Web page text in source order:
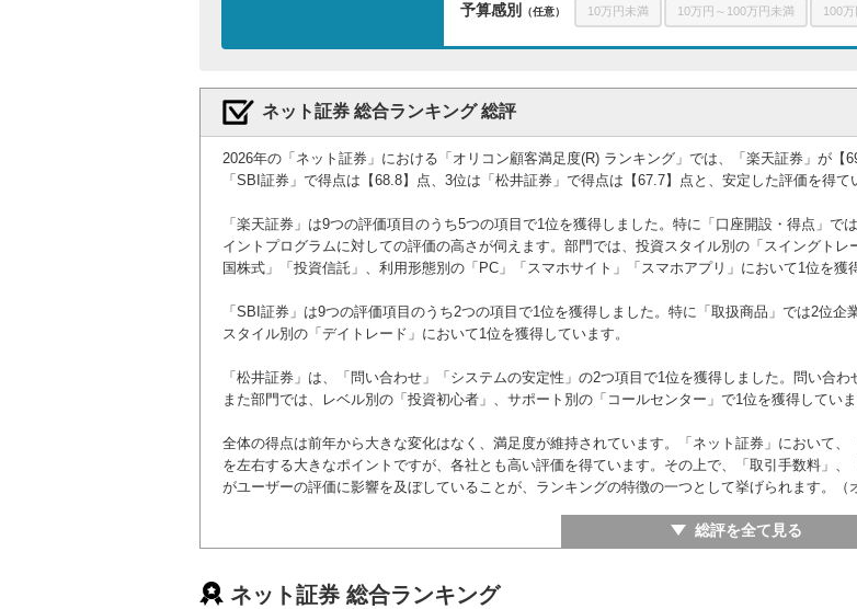
ＳＭＢＣ日興証券 7位 10位
岡三オンライン
三菱ＵＦＪモルガン・
スタンレー証券
10位 ー
SBIネオトレード証券 公式サイト 8位 5位
大和証券 ー ー
野村證券 ー ー
岩井コスモ証券 ー 9位
予算感別 （任意） 10万円未満 10万円～100万円未満 100万
ネット証券 総合ランキング 総評
2026年の「ネット証券」における「オリコン顧客満足度(R) ランキング」では、「楽天証券」が【
「SBI証券」で得点は【68.8】点、3位は「松井証券」で得点は【67.7】点と、安定した評価を得て
「楽天証券」は9つの評価項目のうち5つの項目で1位を獲得しました。特に「口座開設・得点」
イントプログラムに対しての評価の高さが伺えます。部門では、投資スタイル別の「スイングト
国株式」「投資信託」、利用形態別の「PC」「スマホサイト」「スマホアプリ」において1位を獲
「SBI証券」は9つの評価項目のうち2つの項目で1位を獲得しました。特に「取扱商品」では2位
スタイル別の「デイトレード」において1位を獲得しています。
「松井証券」は、「問い合わせ」「システムの安定性」の2つ項目で1位を獲得しました。問い合
また部門では、レベル別の「投資初心者」、サポート別の「コールセンター」で1位を獲得していま
全体の得点は前年から大きな変化はなく、満足度が維持されています。「ネット証券」において
を左右する大きなポイントですが、各社とも高い評価を得ています。その上で、「取引手数料」
がユーザーの評価に影響を及ぼしていることが、ランキングの特徴の一つとして挙げられます。（
総評を全て見る
ネット証券 総合ランキング